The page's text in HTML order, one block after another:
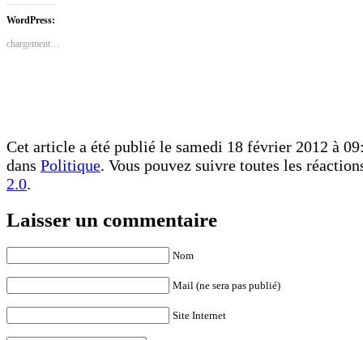
Facebook(ouvre
dans
une
fenêtre)
WordPress:
chargement…
Cet article a été publié le samedi 18 février 2012 à
dans Politique. Vous pouvez suivre toutes les
2.0.
Laisser un commentaire
Nom
Mail (ne sera pas publié)
Site Internet